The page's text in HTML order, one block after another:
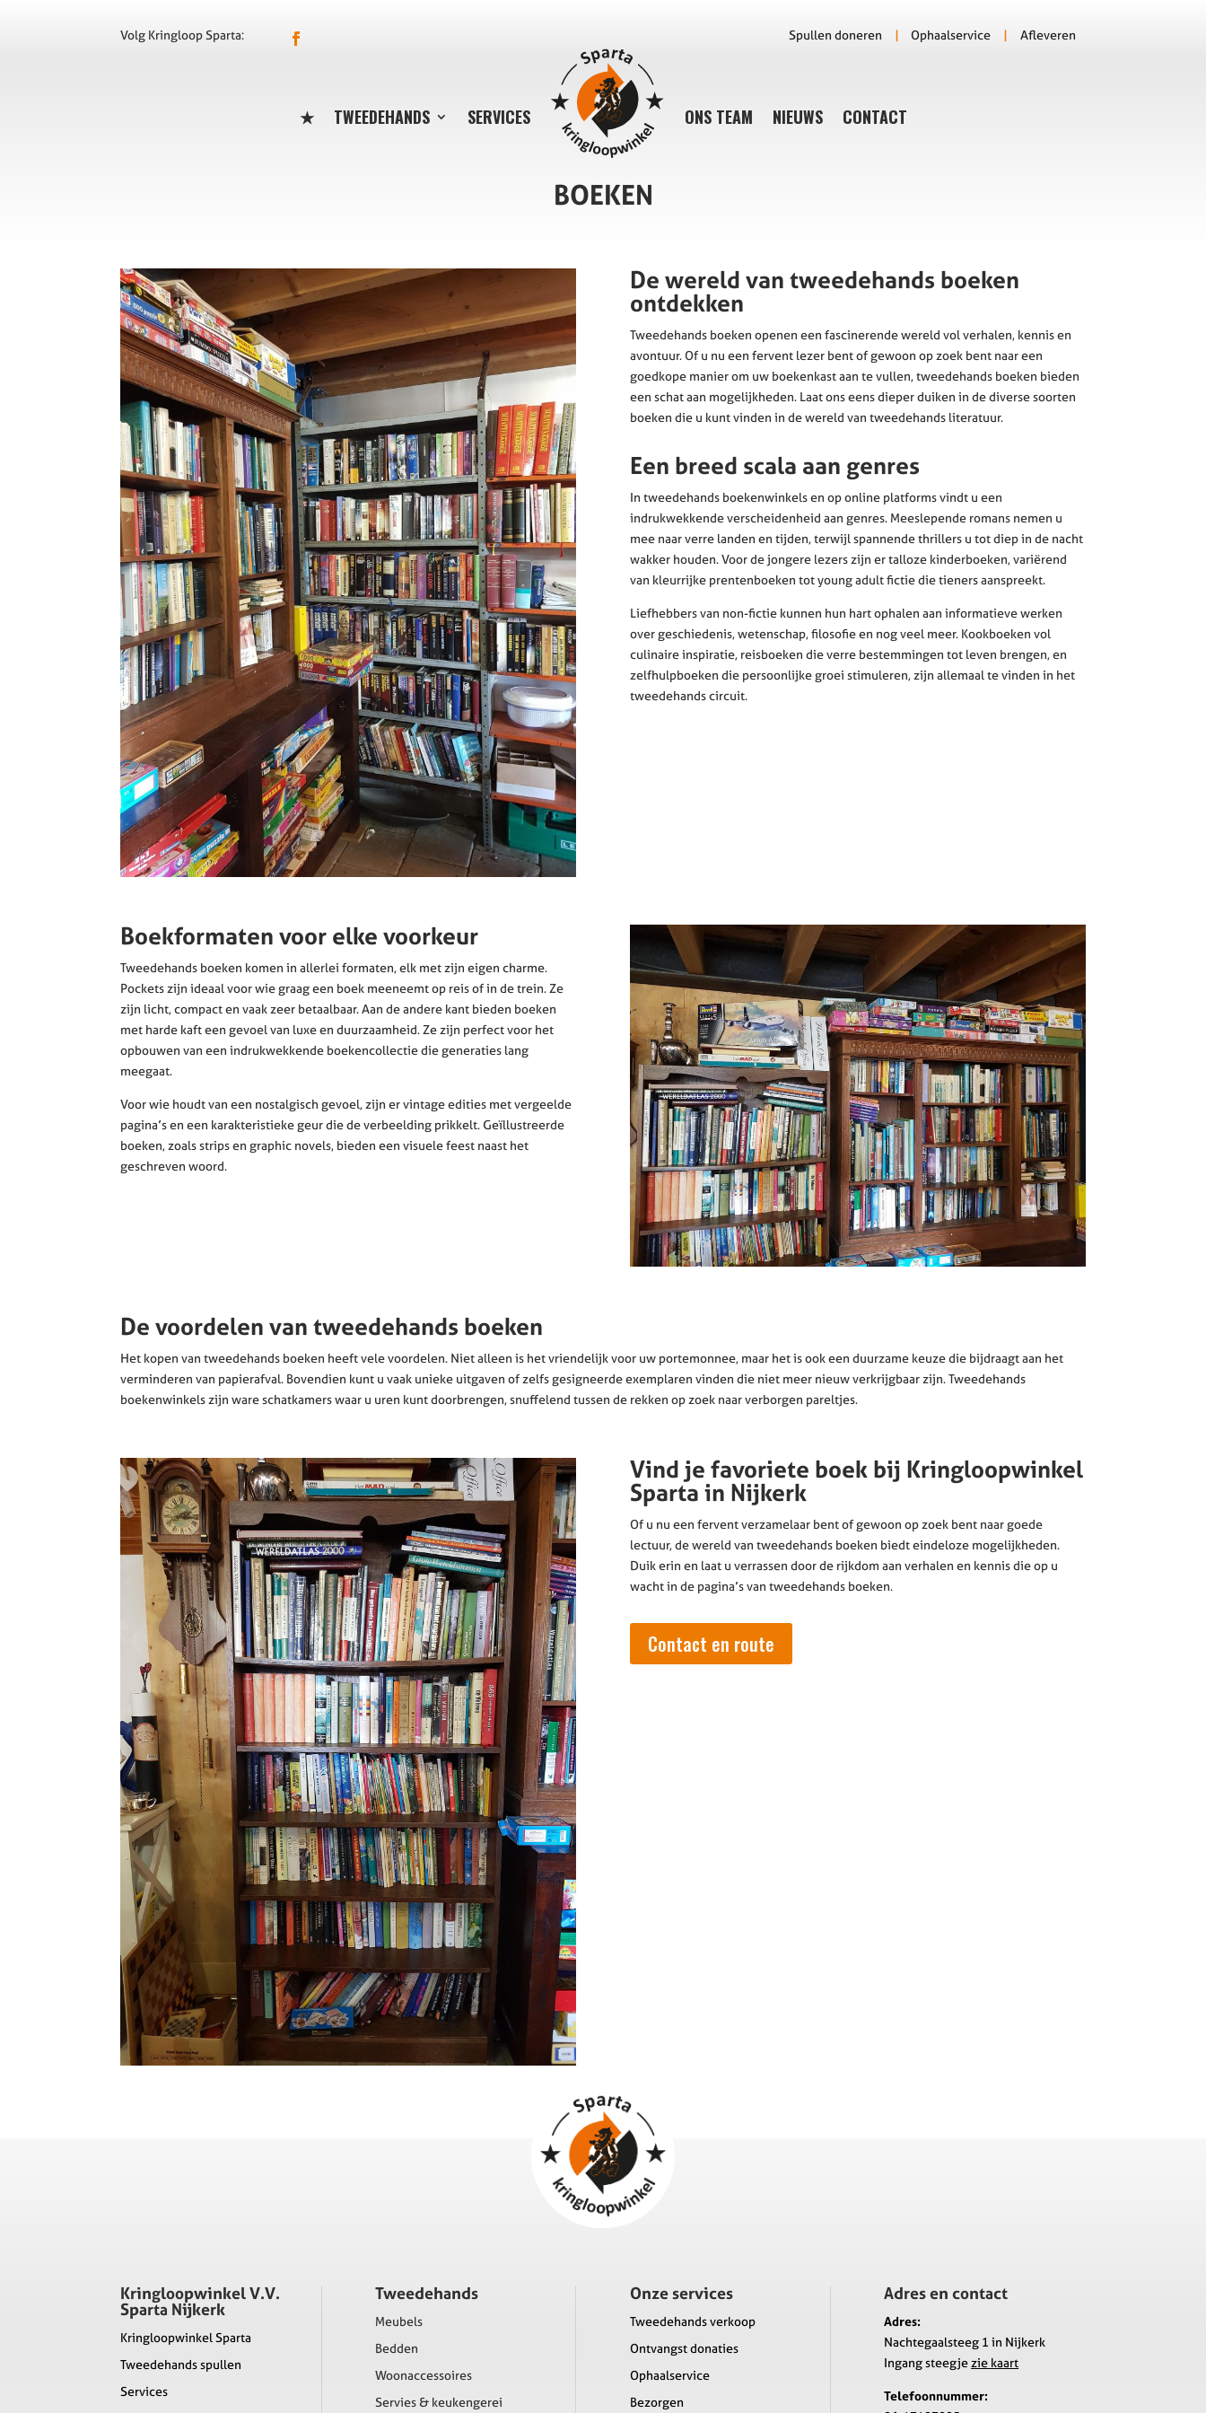
Volg Kringloop Sparta: Spullen doneren | Ophaalservice | Afleveren
★ TWEEDEHANDS SERVICES ONS TEAM NIEUWS CONTACT
BOEKEN
De wereld van tweedehands boeken
ontdekken
Tweedehands boeken openen een fascinerende wereld vol verhalen, kennis en
avontuur. Of u nu een fervent lezer bent of gewoon op zoek bent naar een
goedkope manier om uw boekenkast aan te vullen, tweedehands boeken bieden
een schat aan mogelijkheden. Laat ons eens dieper duiken in de diverse soorten
boeken die u kunt vinden in de wereld van tweedehands literatuur.
Een breed scala aan genres
In tweedehands boekenwinkels en op online platforms vindt u een
indrukwekkende verscheidenheid aan genres. Meeslepende romans nemen u
mee naar verre landen en tijden, terwijl spannende thrillers u tot diep in de nacht
wakker houden. Voor de jongere lezers zijn er talloze kinderboeken, variërend
van kleurrijke prentenboeken tot young adult fictie die tieners aanspreekt.
Liefhebbers van non-fictie kunnen hun hart ophalen aan informatieve werken
over geschiedenis, wetenschap, filosofie en nog veel meer. Kookboeken vol
culinaire inspiratie, reisboeken die verre bestemmingen tot leven brengen, en
zelfhulpboeken die persoonlijke groei stimuleren, zijn allemaal te vinden in het
tweedehands circuit.
Boekformaten voor elke voorkeur
Tweedehands boeken komen in allerlei formaten, elk met zijn eigen charme.
Pockets zijn ideaal voor wie graag een boek meeneemt op reis of in de trein. Ze
zijn licht, compact en vaak zeer betaalbaar. Aan de andere kant bieden boeken
met harde kaft een gevoel van luxe en duurzaamheid. Ze zijn perfect voor het
opbouwen van een indrukwekkende boekencollectie die generaties lang
meegaat.
Voor wie houdt van een nostalgisch gevoel, zijn er vintage edities met vergeelde
pagina’s en een karakteristieke geur die de verbeelding prikkelt. Geïllustreerde
boeken, zoals strips en graphic novels, bieden een visuele feest naast het
geschreven woord.
De voordelen van tweedehands boeken
Het kopen van tweedehands boeken heeft vele voordelen. Niet alleen is het vriendelijk voor uw portemonnee, maar het is ook een duurzame keuze die bijdraagt aan het
verminderen van papierafval. Bovendien kunt u vaak unieke uitgaven of zelfs gesigneerde exemplaren vinden die niet meer nieuw verkrijgbaar zijn. Tweedehands
boekenwinkels zijn ware schatkamers waar u uren kunt doorbrengen, snuffelend tussen de rekken op zoek naar verborgen pareltjes.
Vind je favoriete boek bij Kringloopwinkel
Sparta in Nijkerk
Of u nu een fervent verzamelaar bent of gewoon op zoek bent naar goede
lectuur, de wereld van tweedehands boeken biedt eindeloze mogelijkheden.
Duik erin en laat u verrassen door de rijkdom aan verhalen en kennis die op u
wacht in de pagina’s van tweedehands boeken.
Contact en route
Kringloopwinkel V.V.
Sparta Nijkerk
Kringloopwinkel Sparta
Tweedehands spullen
Services
Tweedehands
Meubels
Bedden
Woonaccessoires
Servies & keukengerei
Onze services
Tweedehands verkoop
Ontvangst donaties
Ophaalservice
Bezorgen
Adres en contact
Adres:
Nachtegaalsteeg 1 in Nijkerk
Ingang steegjezie kaart
Telefoonnummer: